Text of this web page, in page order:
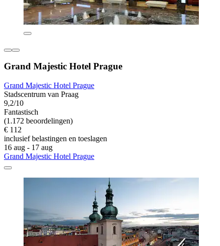
Grand Majestic Hotel Prague
Grand Majestic Hotel Prague
Stadscentrum van Praag
9,2/10
Fantastisch
(1.172 beoordelingen)
€ 112
inclusief belastingen en toeslagen
16 aug - 17 aug
Grand Majestic Hotel Prague